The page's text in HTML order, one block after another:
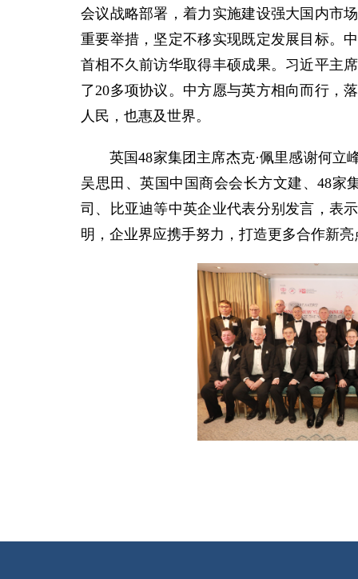
会议战略部署，着力实施建设强大国内市
重要举措，坚定不移实现既定发展目标。
首相不久前访华取得丰硕成果。习近平主
了20多项协议。中方愿与英方相向而行，
人民，也惠及世界。
英国48家集团主席杰克·佩里感谢何
吴思田、英国中国商会会长方文建、48家
司、比亚迪等中英企业代表分别发言，表
明，企业界应携手努力，打造更多合作新